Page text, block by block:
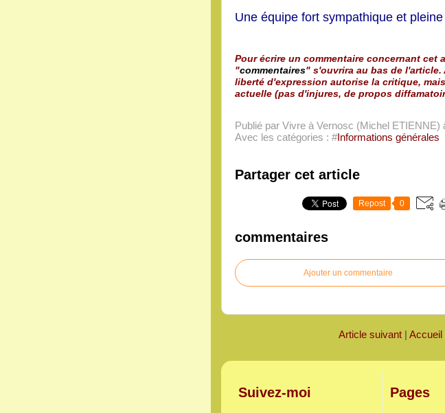
Une équipe fort sympathique et
Pour écrire un commentaire concernant
"commentaires" s'ouvrira au bas de
liberté d'expression autorise la critique,
actuelle (pas d'injures, de propos
Publié par Vivre à Vernosc (Michel ETIENNE)
Avec les catégories : #Informations générales
Partager cet article
Repost 0
commentaires
Ajouter un commentaire
Article suivant | Accueil
Suivez-moi Pages